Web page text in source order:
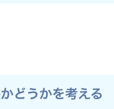
どうかを考える